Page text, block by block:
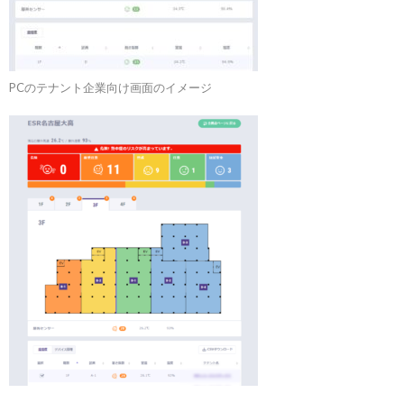
PCのテナント企業向け画面のイメージ